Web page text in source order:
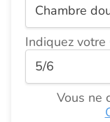
Indiquez votre
Vous ne